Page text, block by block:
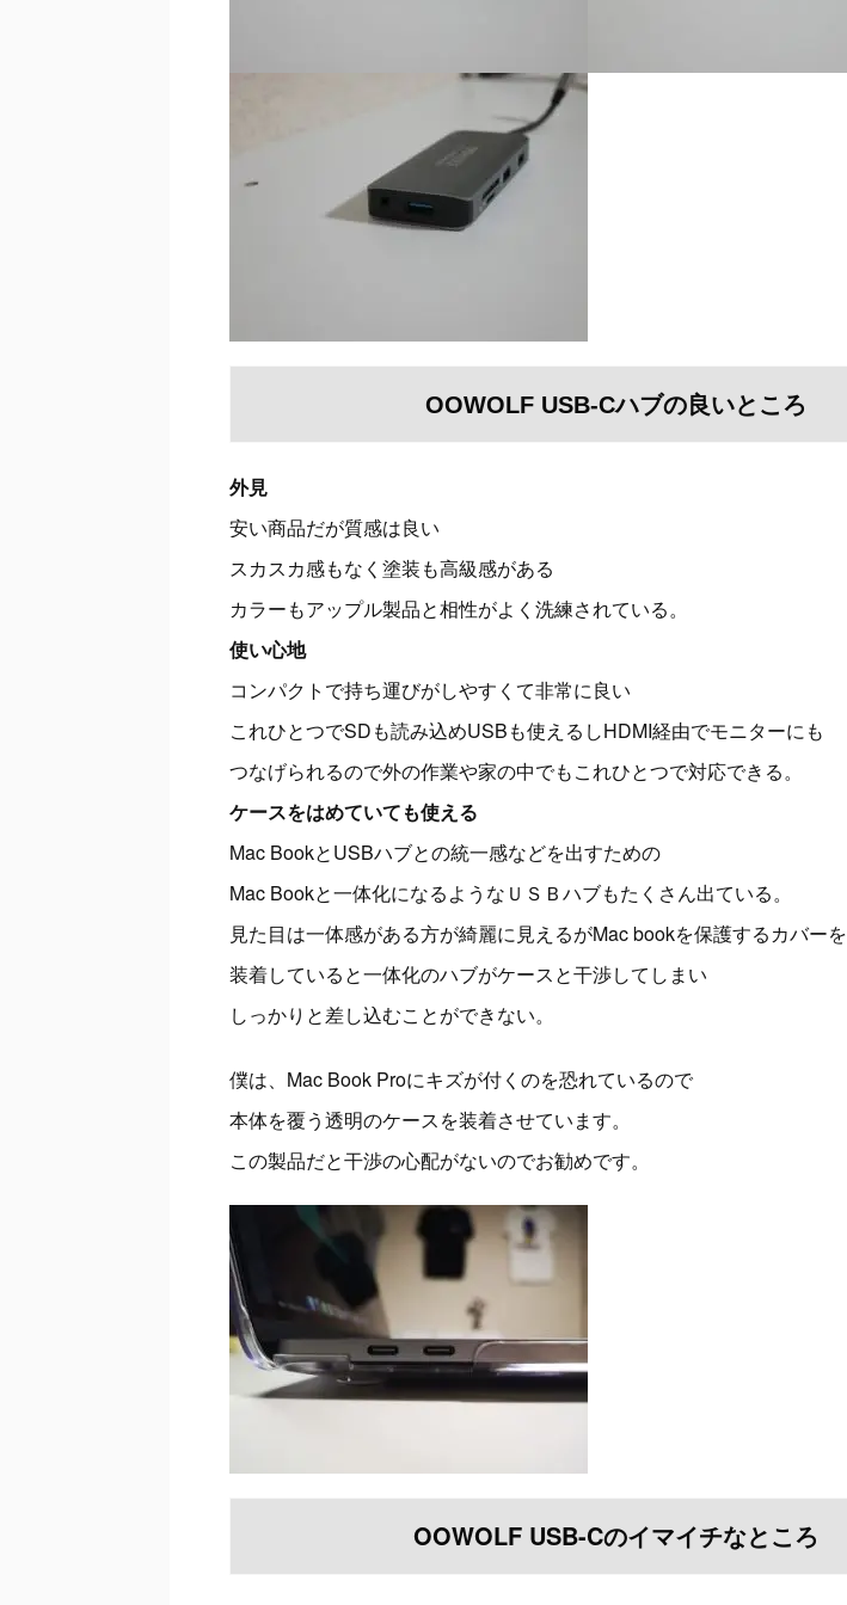
OOWOLF USB-Cハブの良いところ
外見
安い商品だが質感は良い
スカスカ感もなく塗装も高級感がある
カラーもアップル製品と相性がよく洗練されている。
使い心地
コンパクトで持ち運びがしやすくて非常に良い
これひとつでSDも読み込めUSBも使えるしHDMI経由でモニターにも
つなげられるので外の作業や家の中でもこれひとつで対応できる。
ケースをはめていても使える
Mac BookとUSBハブとの統一感などを出すための
Mac Bookと一体化になるようなＵＳＢハブもたくさん出ている。
見た目は一体感がある方が綺麗に見えるがMac bookを保護するカバーを
装着していると一体化のハブがケースと干渉してしまい
しっかりと差し込むことができない。
僕は、Mac Book Proにキズが付くのを恐れているので
本体を覆う透明のケースを装着させています。
この製品だと干渉の心配がないのでお勧めです。
OOWOLF USB-Cのイマイチなところ